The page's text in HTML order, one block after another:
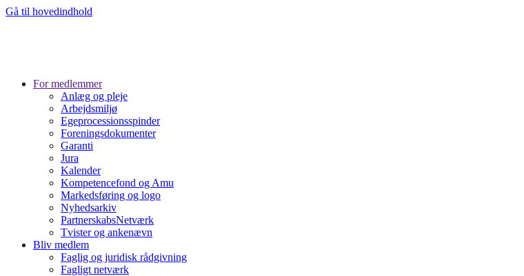
Gå til hovedindhold
For medlemmer
Anlæg og pleje
Arbejdsmiljø
Egeprocessionsspinder
Foreningsdokumenter
Garanti
Jura
Kalender
Kompetencefond og Amu
Markedsføring og logo
Nyhedsarkiv
PartnerskabsNetværk
Tvister og ankenævn
Bliv medlem
Faglig og juridisk rådgivning
Fagligt netværk